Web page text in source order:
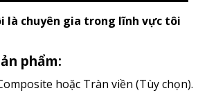
là chuyên gia trong lĩnh vực tôi
phẩm:
hoặc Tràn viền (Tùy chọn).